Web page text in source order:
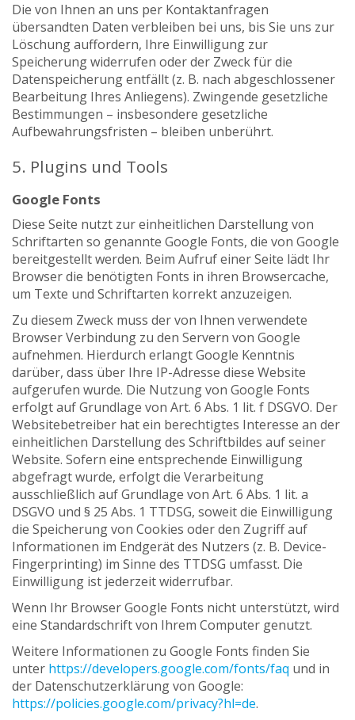
Die von Ihnen an uns per Kontaktanfragen
übersandten Daten verbleiben bei uns, bis Sie uns zur
Löschung auffordern, Ihre Einwilligung zur
Speicherung widerrufen oder der Zweck für die
Datenspeicherung entfällt (z. B. nach abgeschlossener
Bearbeitung Ihres Anliegens). Zwingende gesetzliche
Bestimmungen – insbesondere gesetzliche
Aufbewahrungsfristen – bleiben unberührt.
5. Plugins und Tools
Google Fonts
Diese Seite nutzt zur einheitlichen Darstellung von
Schriftarten so genannte Google Fonts, die von Google
bereitgestellt werden. Beim Aufruf einer Seite lädt Ihr
Browser die benötigten Fonts in ihren Browsercache,
um Texte und Schriftarten korrekt anzuzeigen.
Zu diesem Zweck muss der von Ihnen verwendete
Browser Verbindung zu den Servern von Google
aufnehmen. Hierdurch erlangt Google Kenntnis
darüber, dass über Ihre IP-Adresse diese Website
aufgerufen wurde. Die Nutzung von Google Fonts
erfolgt auf Grundlage von Art. 6 Abs. 1 lit. f DSGVO. Der
Websitebetreiber hat ein berechtigtes Interesse an der
einheitlichen Darstellung des Schriftbildes auf seiner
Website. Sofern eine entsprechende Einwilligung
abgefragt wurde, erfolgt die Verarbeitung
ausschließlich auf Grundlage von Art. 6 Abs. 1 lit. a
DSGVO und § 25 Abs. 1 TTDSG, soweit die Einwilligung
die Speicherung von Cookies oder den Zugriff auf
Informationen im Endgerät des Nutzers (z. B. Device-
Fingerprinting) im Sinne des TTDSG umfasst. Die
Einwilligung ist jederzeit widerrufbar.
Wenn Ihr Browser Google Fonts nicht unterstützt, wird
eine Standardschrift von Ihrem Computer genutzt.
Weitere Informationen zu Google Fonts finden Sie
unter https://developers.google.com/fonts/faq und in
der Datenschutzerklärung von Google:
https://policies.google.com/privacy?hl=de.